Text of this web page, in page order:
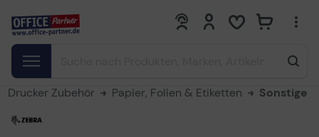
0 0
Drucker Zubehör Papier, Folien & Etiketten Sonstige